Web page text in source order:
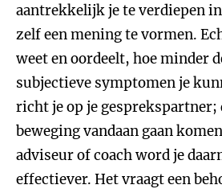
aantrekkelijk je te verdiepen
zelf een mening te vormen.
weet en oordeelt, hoe minder
subjectieve symptomen je
richt je op je gesprekspartner;
beweging vandaan gaan
adviseur of coach word je
effectiever. Het vraagt een